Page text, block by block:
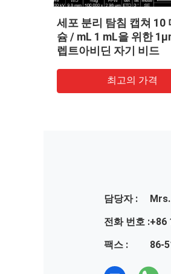
탐침 캡쳐 10 마그네슘 / mL 100
mL을 위한 5μm 스트렙트아비
딘 자기 비드
최고의 가격
담당자 :
전화 번호 :+86
팩스 :
86-